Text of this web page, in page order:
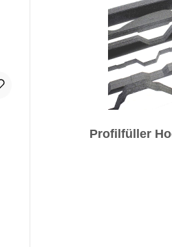
Profilfüller